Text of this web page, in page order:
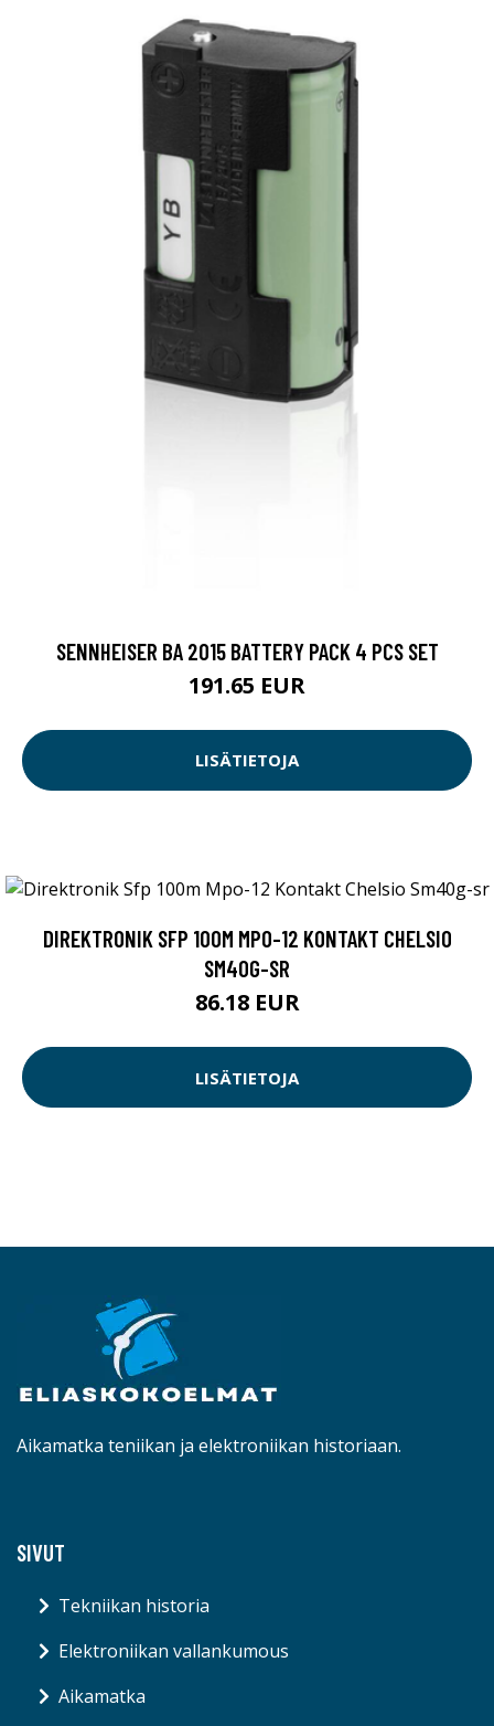
SENNHEISER BA 2015 BATTERY PACK 4 PCS SET
191.65 EUR
LISÄTIETOJA
DIREKTRONIK SFP 100M MPO-12 KONTAKT CHELSIO
SM40G-SR
86.18 EUR
LISÄTIETOJA
Aikamatka teniikan ja elektroniikan historiaan.
SIVUT
Tekniikan historia
Elektroniikan vallankumous
Aikamatka